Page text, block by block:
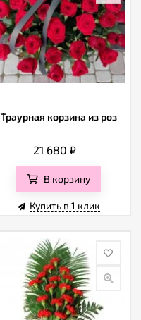
Траурная корзина из роз
21 680 ₽
В корзину
Купить в 1 клик